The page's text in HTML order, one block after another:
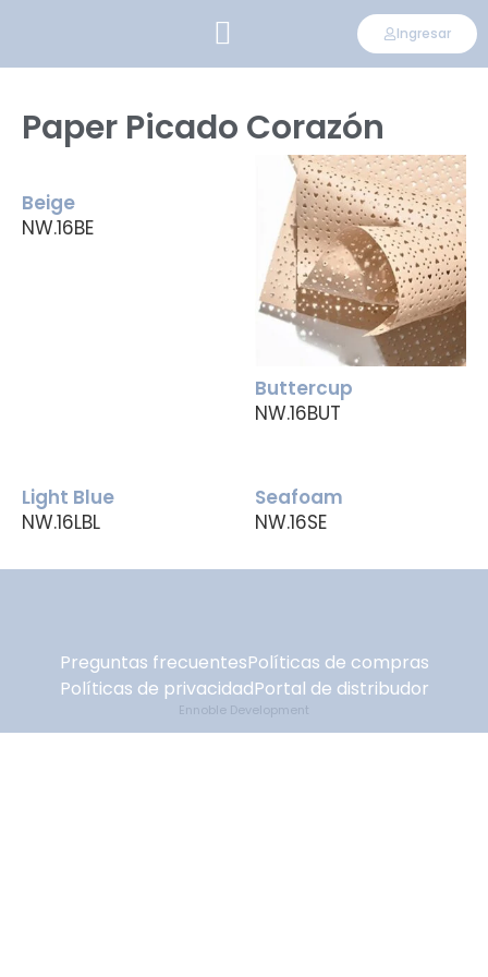
Ingresar
Paper Picado Corazón
NW.16BE
Beige
NW.16BUT
Buttercup
NW.16LBL
Light Blue
NW.16SE
Seafoam
Preguntas frecuentesPolíticas de compras
Políticas de privacidadPortal de distribudor
Ennoble Development